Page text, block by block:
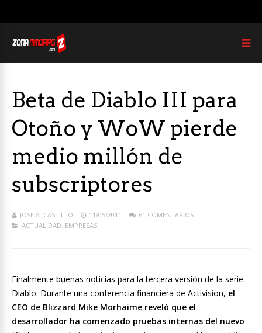
Beta de Diablo III para
Otoño y WoW pierde
medio millón de
subscriptores
JOSE A. CASTILLO 11/05/2011
61 COMENTARIOS
ACTUALIDAD, EMPRESAS
Finalmente buenas noticias para la tercera versión de la serie
Diablo. Durante una conferencia financiera de Activision, el
CEO de Blizzard Mike Morhaime reveló que el
desarrollador ha comenzado pruebas internas del nuevo